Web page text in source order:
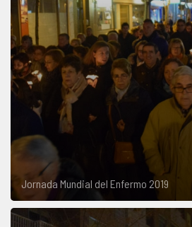
Jornada Mundial del Enfermo 2019